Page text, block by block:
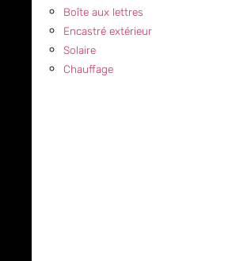
Boîte aux lettres
Encastré extérieur
Solaire
Chauffage